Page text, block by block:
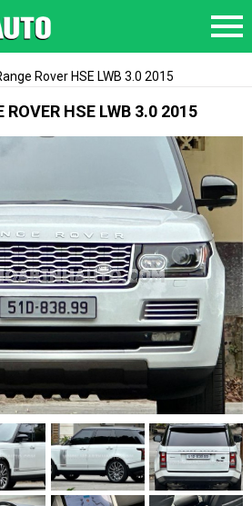
Rover HSE LWB 3.0 2015
ROVER HSE LWB 3.0 2015